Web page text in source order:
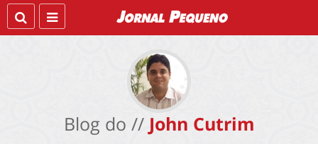
Blog do // John Cutrim